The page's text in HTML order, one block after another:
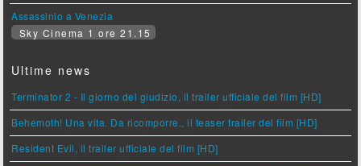
Assassinio a Venezia
Sky Cinema 1 ore 21.15
Ultime news
Terminator 2 - Il giorno del giudizio, il trailer ufficiale del film [HD]
Behemoth! Una vita. Da ricomporre., il teaser trailer del film [HD]
Resident Evil, il trailer ufficiale del film [HD]